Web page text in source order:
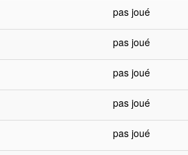
pas joué
pas joué
pas joué
pas joué
pas joué